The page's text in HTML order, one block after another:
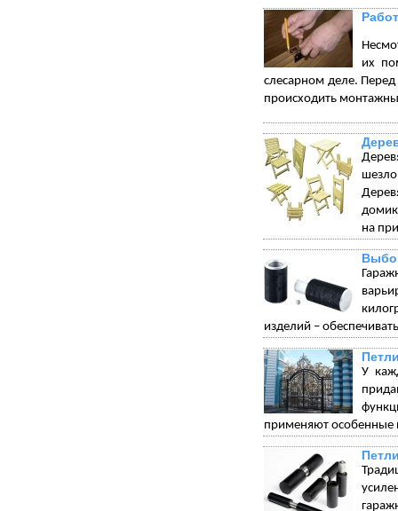
их
слесарном деле. Перед
происходить
на
изделий –
У
применяют особенные